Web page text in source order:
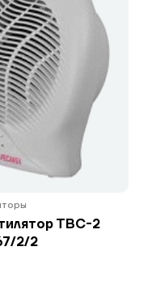
ТВС-2
2/2